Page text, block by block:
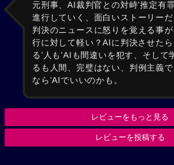
元刑事、AI裁判官との対峙’推定有
進行していく、面白いストーリー
判決のニュースに怒りを覚える事
行に対して軽い？AIに判決させた
る’人も’AIも間違いを犯す、そして
るも人間、完璧はない、判例主義
なら’AIでいいのかも。
レビューをもっと見る
レビューを投稿する